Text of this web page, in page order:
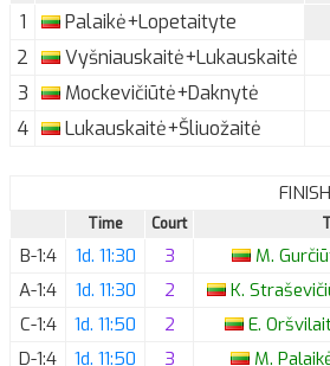
1 Palaikė+Lopetaityte
2
Vyšniauskaitė+Lukauskaitė
3
Mockevičiūtė+Daknytė
4
Lukauskaitė+Šliuožaitė
Time Court
B-1:4 1d. 11:30 3 M.
A-1:4
1d. 11:30 2 K.
C-1:4
1d. 11:50 2 E.
D-1:4
1d. 11:50 3 M.